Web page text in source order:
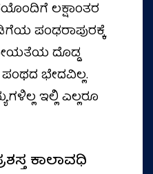
ಲಕ್ಷಾಂತರ
ಪಂಢರಾಪುರಕ್ಕೆ
ದೊಡ್ಡ
ಭೇದವಿಲ್ಲ.
ಇಲ್ಲಿ ಎಲ್ಲರೂ
ಕಾಲಾವಧಿ